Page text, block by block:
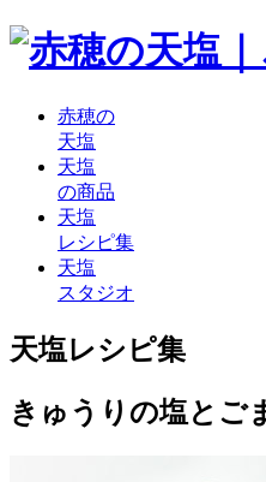
赤穂の
天塩
天塩
の商品
天塩
レシピ集
天塩
スタジオ
天塩レシピ集
きゅうりの塩とご